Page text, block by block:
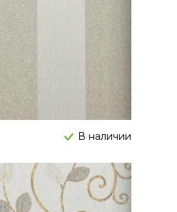
В наличии